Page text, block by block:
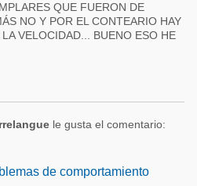
QUE FUERON DE
NO Y POR EL CONTEARIO HAY
VELOCIDAD... BUENO ESO HE
le gusta el comentario:
de comportamiento